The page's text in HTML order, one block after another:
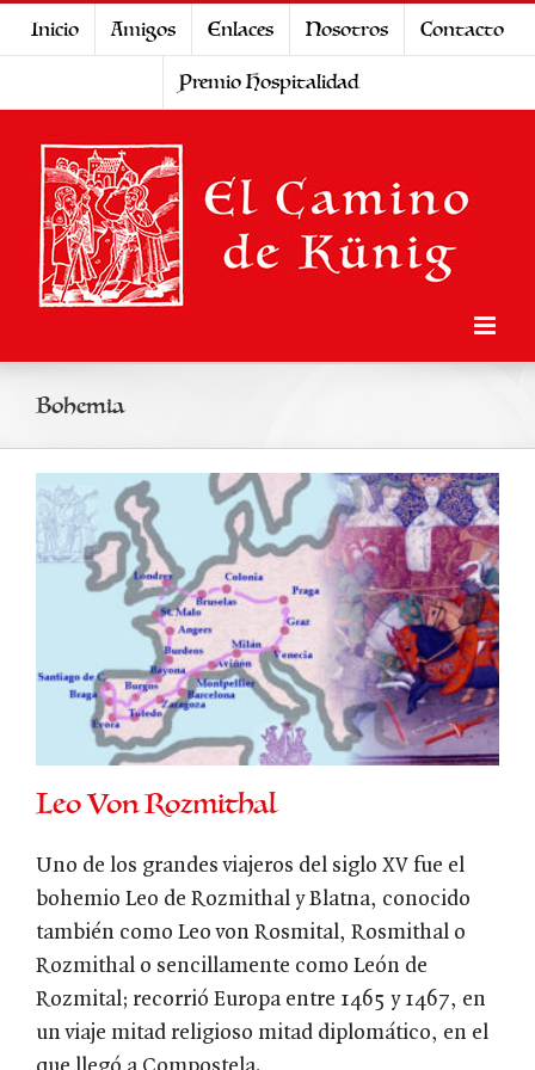
Inicio Amigos Enlaces Nosotros
Contacto
Premio Hospitalidad
Bohemia
Leo Von Rozmithal
Uno de los grandes viajeros del siglo XV fue el
bohemio Leo de Rozmithal y Blatna, conocido
también como Leo von Rosmital, Rosmithal o
Rozmithal o sencillamente como León de
Rozmital; recorrió Europa entre 1465 y 1467, en
un viaje mitad religioso mitad diplomático, en el